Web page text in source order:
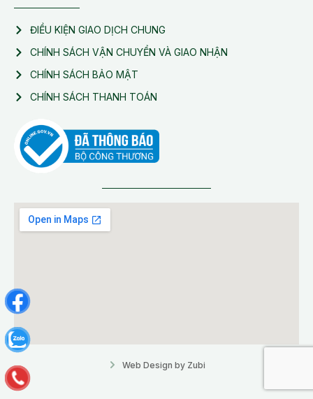
ĐIỀU KIỆN GIAO DỊCH CHUNG
CHÍNH SÁCH VẬN CHUYỂN VÀ GIAO NHẬN
CHÍNH SÁCH BẢO MẬT
CHÍNH SÁCH THANH TOÁN
Web Design by Zubi